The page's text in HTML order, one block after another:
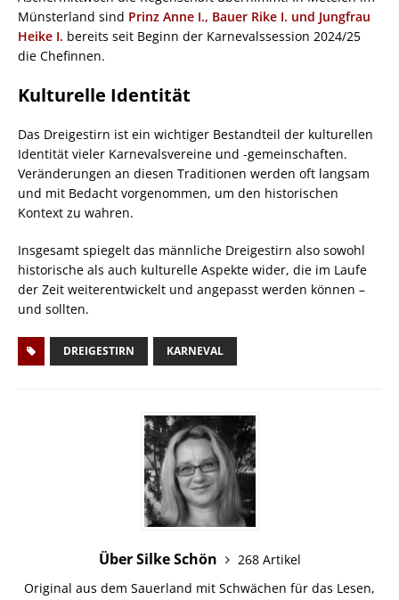
Münsterland sind Prinz Anne I., Bauer Rike I. und Jungfrau
Heike I. bereits seit Beginn der Karnevalssession 2024/25
die Chefinnen.
Kulturelle Identität
Das Dreigestirn ist ein wichtiger Bestandteil der kulturellen
Identität vieler Karnevalsvereine und -gemeinschaften.
Veränderungen an diesen Traditionen werden oft langsam
und mit Bedacht vorgenommen, um den historischen
Kontext zu wahren.
Insgesamt spiegelt das männliche Dreigestirn also sowohl
historische als auch kulturelle Aspekte wider, die im Laufe
der Zeit weiterentwickelt und angepasst werden können –
und sollten.
DREIGESTIRN KARNEVAL
Über Silke Schön
268 Artikel
Original aus dem Sauerland mit Schwächen für das Lesen,